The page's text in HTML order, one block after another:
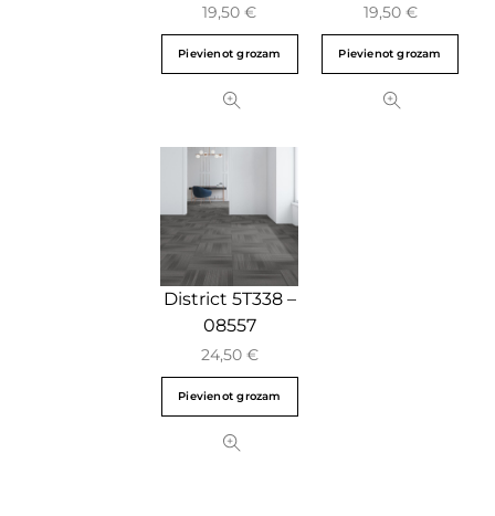
19,50€
Pievienot grozam
19,50 €
Pievienot grozam
District 5T338 –
08557
24,50 €
Pievienot grozam